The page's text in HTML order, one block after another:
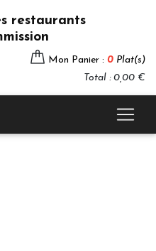
restaurants
Mon Panier : 0 Plat(s)
Total : 0,00 €